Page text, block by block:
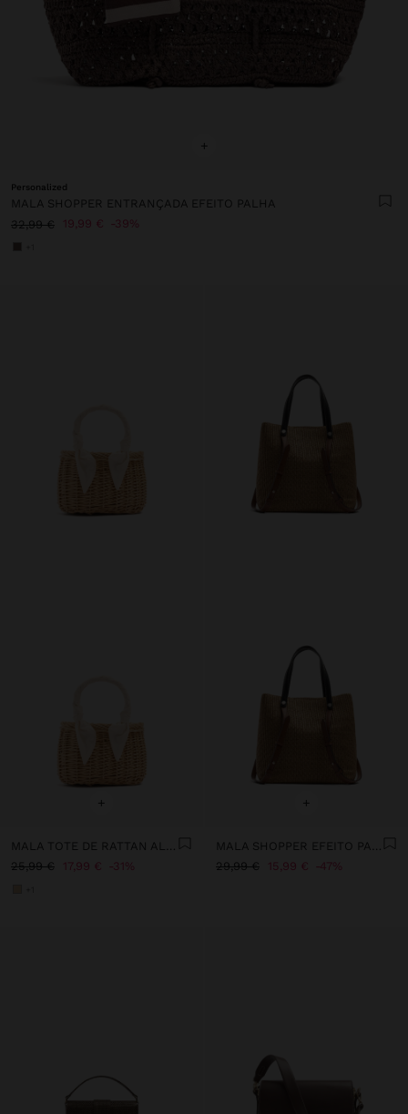
+
Personalized
MALA SHOPPER ENTRANÇADA EFEITO PALHA
32,99 €
19,99 € 39%
+
25,99 €
17,99 € 31%
+
29,99 €
15,99 € 47%